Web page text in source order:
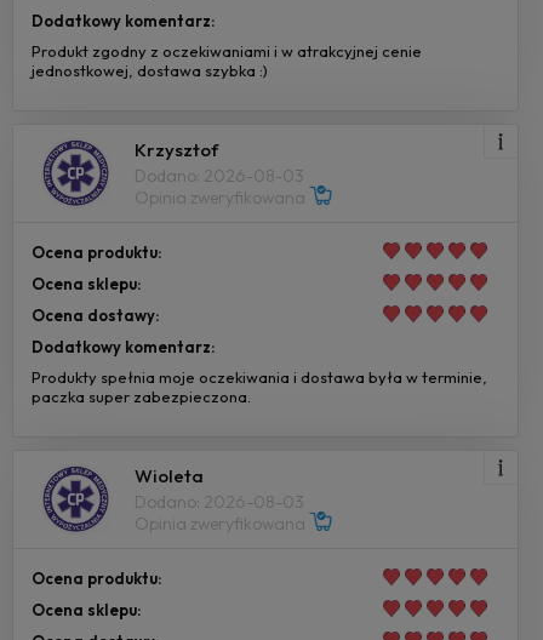
Dodatkowy komentarz:
Produkt zgodny z oczekiwaniami i w atrakcyjnej cenie
jednostkowej, dostawa szybka :)
Krzysztof
Dodano: 2026-08-03
Opinia zweryfikowana
Ocena produktu:
Ocena sklepu:
Ocena dostawy:
Dodatkowy komentarz:
Produkty spełnia moje oczekiwania i dostawa była w terminie,
paczka super zabezpieczona.
Wioleta
Dodano: 2026-08-03
Opinia zweryfikowana
Ocena produktu:
Ocena sklepu: